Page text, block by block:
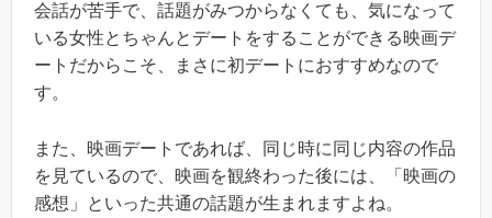
会話が苦手で、話題がみつからなくても、気になって
いる女性とちゃんとデートをすることができる映画デ
ートだからこそ、まさに初デートにおすすめなので
す。
また、映画デートであれば、同じ時に同じ内容の作品
を見ているので、映画を観終わった後には、「映画の
感想」といった共通の話題が生まれますよね。